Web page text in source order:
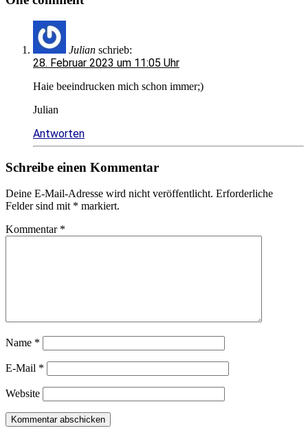
Julian schrieb:
28. Februar 2023 um 11:05 Uhr
Haie beeindrucken mich schon immer;)
Julian
Antworten
Schreibe einen Kommentar
Deine E-Mail-Adresse wird nicht veröffentlicht. Erforderliche
Felder sind mit * markiert.
Kommentar *
Name *
E-Mail *
Website